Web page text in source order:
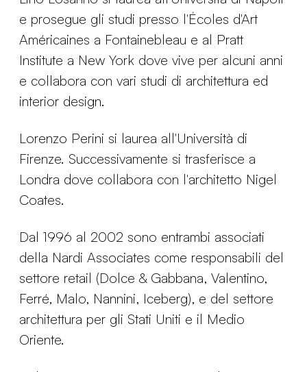
e prosegue gli studi presso l'Écoles d'Art
Américaines a Fontainebleau e al Pratt
Institute a New York dove vive per alcuni anni
e collabora con vari studi di architettura ed
interior design.
Lorenzo Perini si laurea all'Università di
Firenze. Successivamente si trasferisce a
Londra dove collabora con l'architetto Nigel
Coates.
Dal 1996 al 2002 sono entrambi associati
della Nardi Associates come responsabili del
settore retail (Dolce & Gabbana, Valentino,
Ferré, Malo, Nannini, Iceberg), e del settore
architettura per gli Stati Uniti e il Medio
Oriente.